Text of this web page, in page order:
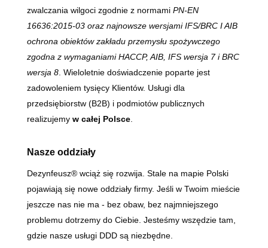
zwalczania wilgoci zgodnie z normami PN-EN
16636:2015-03 oraz najnowsze wersjami IFS/BRC I AIB
ochrona obiektów zakładu przemysłu spożywczego
zgodna z wymaganiami HACCP, AIB, IFS wersja 7 i BRC
wersja 8. Wieloletnie doświadczenie poparte jest
zadowoleniem tysięcy Klientów. Usługi dla
przedsiębiorstw (B2B) i podmiotów publicznych
realizujemy w całej Polsce.
Nasze oddziały
Dezynfeusz® wciąż się rozwija. Stale na mapie Polski
pojawiają się nowe oddziały firmy. Jeśli w Twoim mieście
jeszcze nas nie ma - bez obaw, bez najmniejszego
problemu dotrzemy do Ciebie. Jesteśmy wszędzie tam,
gdzie nasze usługi DDD są niezbędne.